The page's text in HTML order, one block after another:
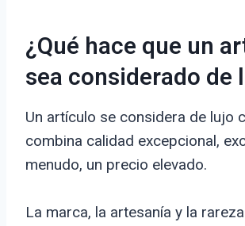
¿Qué hace que un
sea considerado de
Un artículo se considera de lujo
combina calidad excepcional,
menudo, un precio elevado.
La marca, la artesanía y la